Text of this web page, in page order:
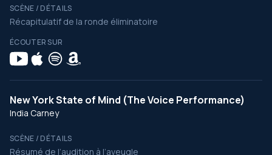
SCÈNE / DÉTAILS
Récapitulatif de la ronde éliminatoire
ÉCOUTER SUR
New York State of Mind (The Voice Performance)
India Carney
SCÈNE / DÉTAILS
Résumé de l’audition à l’aveugle